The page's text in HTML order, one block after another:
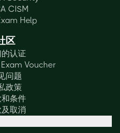
CISM
Help
区
认证
Voucher
问题
政策
条件
取消